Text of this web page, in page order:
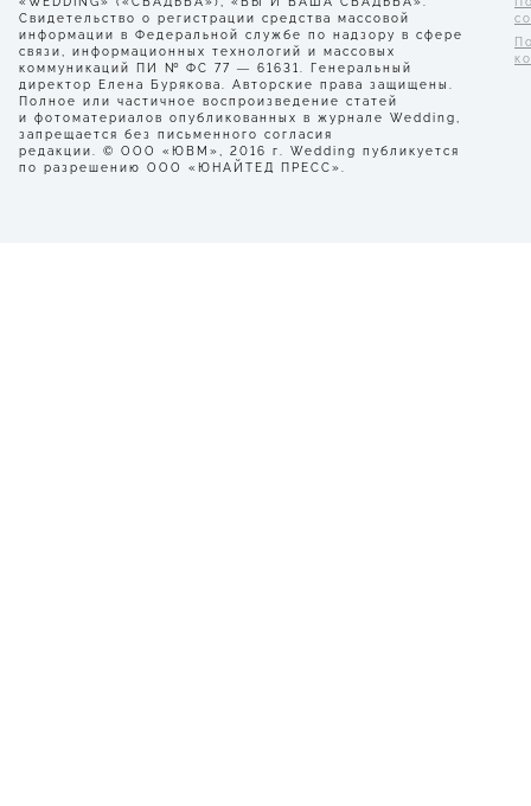
Свидетельство о регистрации средства массовой
информации в Федеральной службе по надзору в сфере
связи, информационных технологий и массовых
коммуникаций ПИ № ФС 77 — 61631. Генеральный
директор Елена Бурякова. Авторские права защищены.
Полное или частичное воспроизведение статей
и фотоматериалов опубликованных в журнале Wedding,
запрещается без письменного согласия
редакции. © ООО «ЮВМ», 2016 г. Wedding публикуется
по разрешению ООО «ЮНАЙТЕД ПРЕСС».